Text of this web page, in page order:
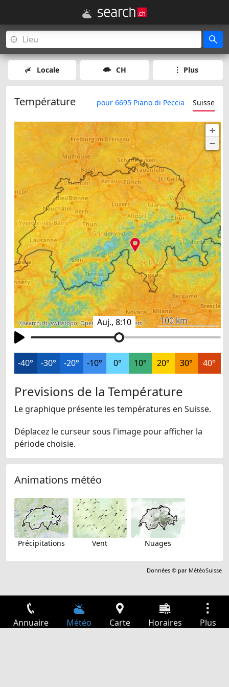
Locale CH Plus
Température pour 6695 Piano di Peccia Suisse
Auj., 8:10
+
−
©search.ch,swisstopo,OpenStreetMap , others 100 km
-40° -30° -20° -10° 0° 10° 20° 30° 40°
Previsions de la Température
Le graphique présente les températures en Suisse.
Déplacez le curseur sous l'image pour afficher la
période choisie.
Animations météo
Précipitations Vent Nuages
Données © par MétéoSuisse
Annuaire Météo Carte Horaires Plus